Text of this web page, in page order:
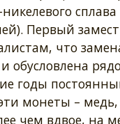
Первый
что
обусловлена
годы
монеты –
чем вдвое, на